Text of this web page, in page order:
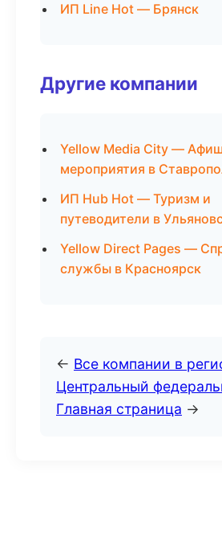
ИП Line Hot — Брянск
Другие компании
Yellow Media City —
мероприятия в
ИП Hub Hot — Туризм и
путеводители в
Yellow Direct Pages —
службы в Красноярск
← Все компании в
Центральный
Главная страница →